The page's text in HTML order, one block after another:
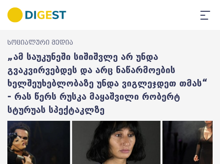
სოციალური მედია
„ამ საუკუნეში სიშიშვლე არ უნდა
გვაკვირვებდეს და არც ნაწარმოების
ხელშეუხებლობაზე უნდა ვიგლეჯდეთ თმას“
- რას წერს რუსკა მაყაშვილი რობერტ
სტურუას სპექტაკლზე